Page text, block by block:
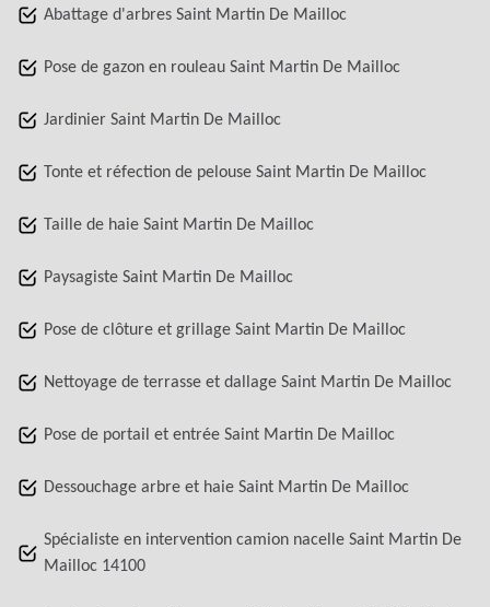
Abattage d'arbres Saint Martin De Mailloc
Pose de gazon en rouleau Saint Martin De Mailloc
Jardinier Saint Martin De Mailloc
Tonte et réfection de pelouse Saint Martin De Mailloc
Taille de haie Saint Martin De Mailloc
Paysagiste Saint Martin De Mailloc
Pose de clôture et grillage Saint Martin De Mailloc
Nettoyage de terrasse et dallage Saint Martin De Mailloc
Pose de portail et entrée Saint Martin De Mailloc
Dessouchage arbre et haie Saint Martin De Mailloc
Spécialiste en intervention camion nacelle Saint Martin De
Mailloc 14100